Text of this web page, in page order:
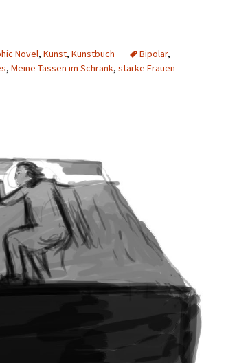
Novel, Kunst, Kunstbuch Bipolar,
, Meine Tassen im Schrank, starke Frauen